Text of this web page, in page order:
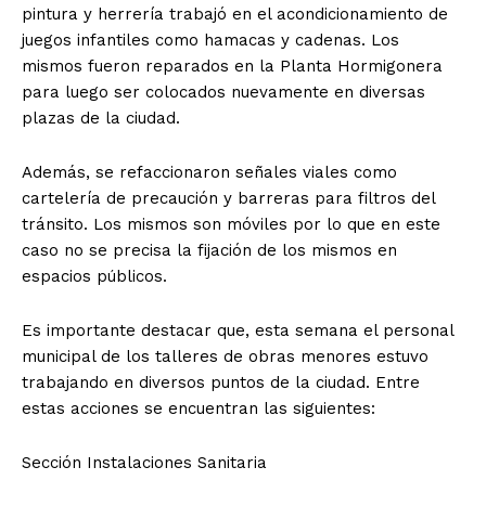
pintura y herrería trabajó en el acondicionamiento de
juegos infantiles como hamacas y cadenas. Los
mismos fueron reparados en la Planta Hormigonera
para luego ser colocados nuevamente en diversas
plazas de la ciudad.
Además, se refaccionaron señales viales como
cartelería de precaución y barreras para filtros del
tránsito. Los mismos son móviles por lo que en este
caso no se precisa la fijación de los mismos en
espacios públicos.
Es importante destacar que, esta semana el personal
municipal de los talleres de obras menores estuvo
trabajando en diversos puntos de la ciudad. Entre
estas acciones se encuentran las siguientes:
Sección Instalaciones Sanitaria